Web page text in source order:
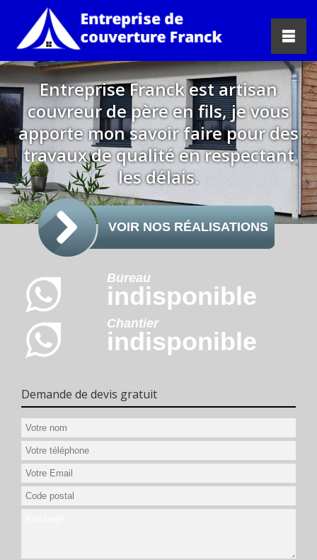
Entreprise Franck est artisan
couvreur de père en fils, je vous
apporte mon savoir faire pour des
travaux de qualité en respectant
les délais.
VOIR NOS RÉALISATIONS
Bureau
indisponible
Chantier
indisponible
Demande de devis gratuit